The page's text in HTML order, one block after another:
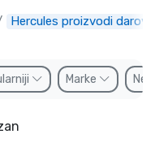
Hercules proizvodi darovi
Marke Ne